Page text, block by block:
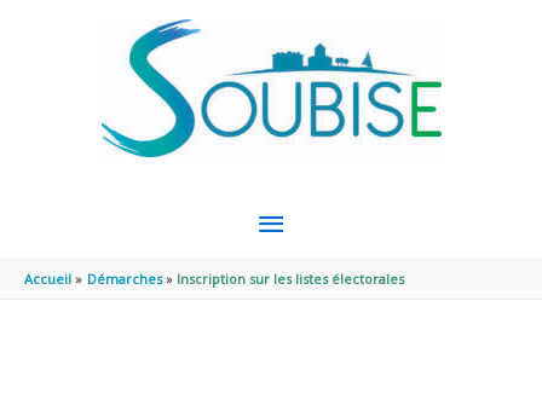
MENU
PRINCIPAL
Accueil Démarches Inscription sur les listes électorales